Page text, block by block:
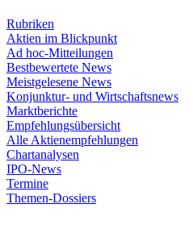
Rubriken
Aktien im Blickpunkt
Ad hoc-Mitteilungen
Bestbewertete News
Meistgelesene News
Konjunktur- und Wirtschaftsnews
Marktberichte
Empfehlungsübersicht
Alle Aktienempfehlungen
Chartanalysen
IPO-News
Termine
Themen-Dossiers